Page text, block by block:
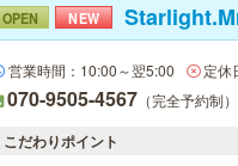
OPEN NEW
営業時間：10:00～翌5:00 定休
070-9505-4567 （完全予約制）
こだわりポイント